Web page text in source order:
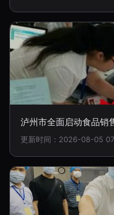
泸州市全面启动食品销
更新时间：2026-08-05